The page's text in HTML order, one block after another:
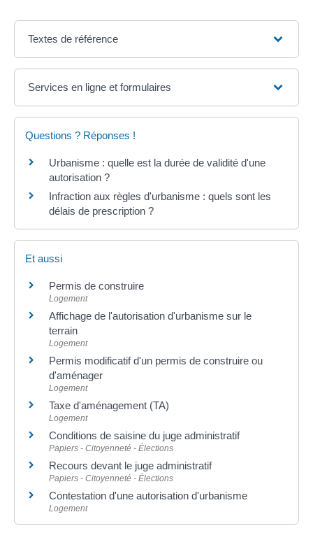
Textes de référence
Services en ligne et formulaires
Questions ? Réponses !
Urbanisme : quelle est la durée de validité d'une
autorisation ?
Infraction aux règles d'urbanisme : quels sont les
délais de prescription ?
Et aussi
Permis de construire
Logement
Affichage de l'autorisation d'urbanisme sur le
terrain
Logement
Permis modificatif d'un permis de construire ou
d'aménager
Logement
Taxe d'aménagement (TA)
Logement
Conditions de saisine du juge administratif
Papiers - Citoyenneté - Élections
Recours devant le juge administratif
Papiers - Citoyenneté - Élections
Contestation d'une autorisation d'urbanisme
Logement